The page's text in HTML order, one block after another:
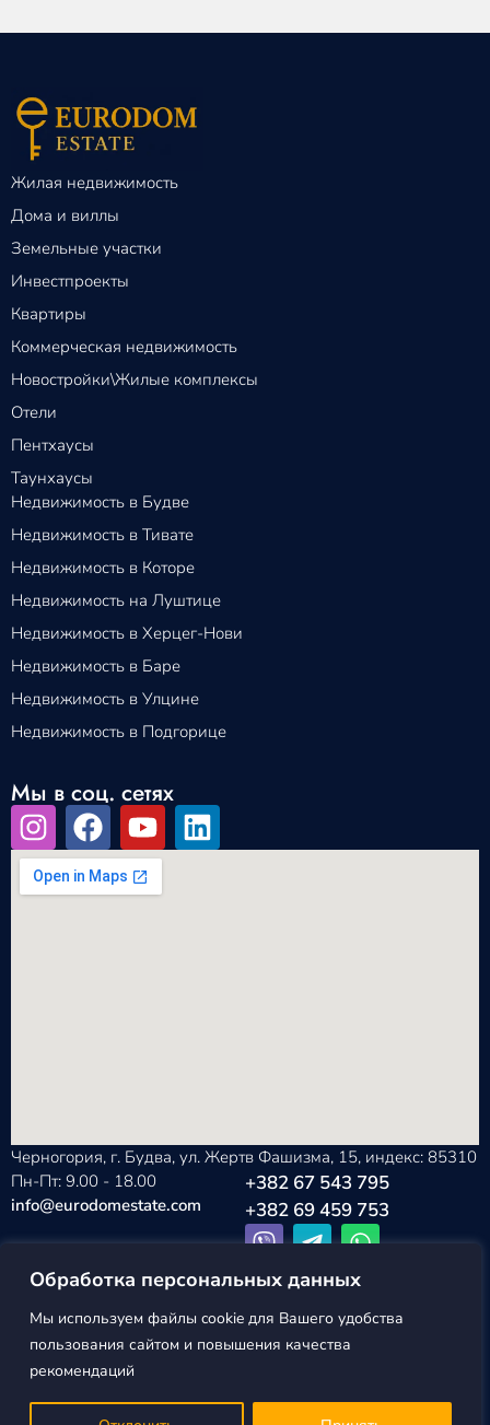
Обработка персональных данных
Мы используем файлы cookie для Вашего удобства
пользования сайтом и повышения качества
рекомендаций
Жилая недвижимость
Дома и виллы
Земельные участки
Инвестпроекты
Квартиры
Коммерческая недвижимость
Новостройки\Жилые комплексы
Отели
Пентхаусы
Таунхаусы
Недвижимость в Будве
Недвижимость в Тивате
Недвижимость в Которе
Недвижимость на Луштице
Недвижимость в Херцег-Нови
Недвижимость в Баре
Недвижимость в Улцине
Недвижимость в Подгорице
Мы в соц. сетях
Черногория, г. Будва, ул. Жертв Фашизма, 15, индекс: 85310
Пн-Пт: 9.00 - 18.00
info@eurodomestate.com
+382 67 543 795
+382 69 459 753
EURODOM
ESTATE ©2026
Политика конфиденциальности
Пользовательское соглашение